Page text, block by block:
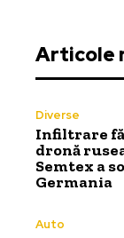
Articole
Diverse
Infiltrare
dronă
Semtex a
Germania
Auto